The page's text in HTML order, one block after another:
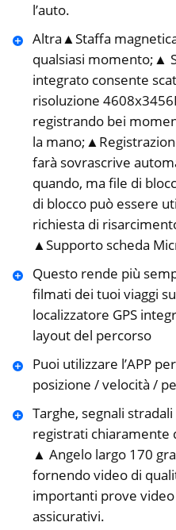
l’auto.
Altra▲Staffa
qualsiasi momento;▲
integrato consente
risoluzione
registrando bei
la
farà sovrascrive
quando, ma file di
di blocco può essere
richiesta di
▲Supporto scheda
Questo rende più
filmati dei tuoi viaggi
localizzatore GPS
layout del percorso
Puoi utilizzare l’APP
posizione / velocità /
Targhe, segnali
registrati chiaramente
▲ Angelo largo 170
fornendo video di
importanti prove
assicurativi.